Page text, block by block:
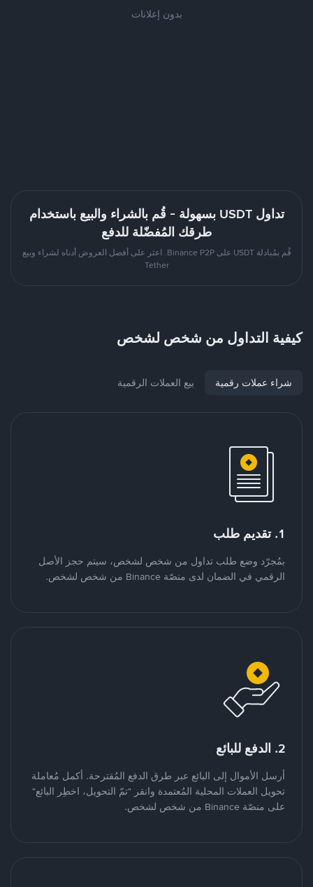
بدون إعلانات
تداول USDT بسهولة - قُم بالشراء والبيع باستخدام
طرقك المُفضّلة للدفع
قُم بمُبادلة USDT على Binance P2P. اعثر على أفضل العروض أدناه لشراء وبيع
Tether
كيفية التداول من شخص لشخص
شراء عملات رقمية بيع العملات الرقمية
1. تقديم طلب
بمُجرّد وضع طلب تداول من شخص لشخص، سيتم حجز الأصل
الرقمي في الضمان لدى منصّة Binance من شخص لشخص.
2. الدفع للبائع
أرسل الأموال إلى البائع عبر طرق الدفع المُقترحة. أكمل مُعاملة
تحويل العملات المحلية المُعتمدة وانقر "تمّ التحويل، اخطِر البائع"
على منصّة Binance من شخص لشخص.